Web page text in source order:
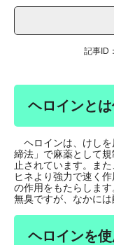
記事ID
ヘロインとは
ヘロインは、けしを
締法」で麻薬として
止されています。ま
ヒネより強力で速く
の作用をもたらしま
無臭ですが、なかには
ヘロインを